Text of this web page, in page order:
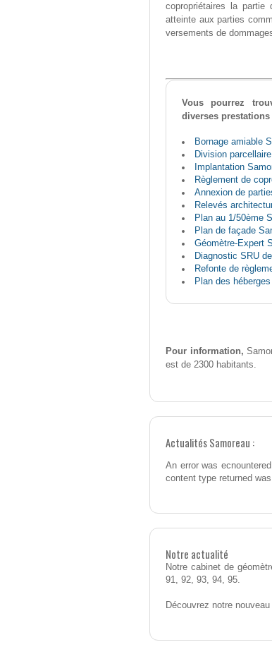
copropriétaires la partie
atteinte aux parties
versements de
Vous pourrez
diverses
Bornage amiable
Division
Implantation
Règlement de
Annexion de
Relevés
Plan au 1/50ème
Plan de façade
Géomètre-Expert
Diagnostic SRU
Refonte de
Plan des
Pour information,
est de 2300 habitants.
Actualités Samoreau :
An error was
content type returned
Notre actualité
Notre cabinet de
91, 92, 93, 94, 95.
Découvrez notre